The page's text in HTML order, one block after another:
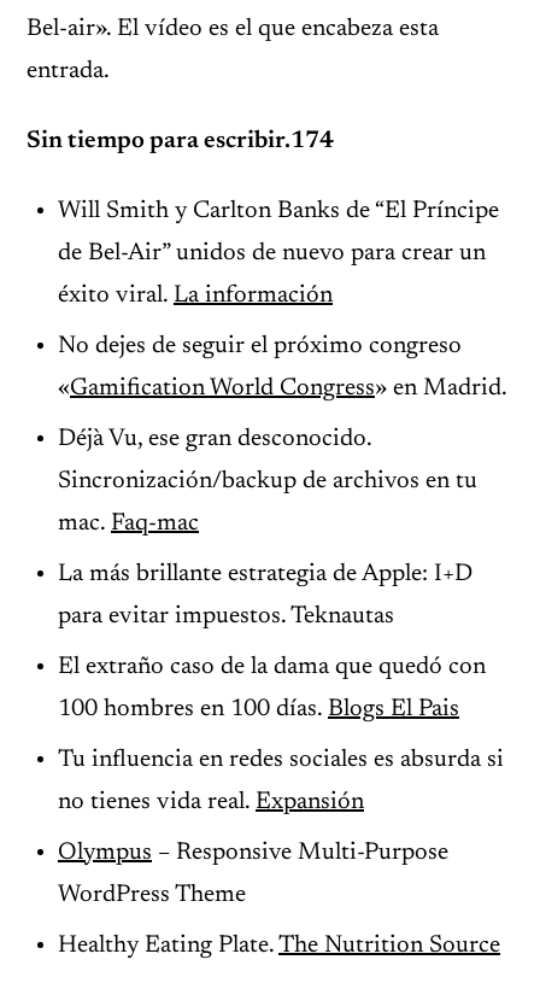
Bel-air». El vídeo es el que encabeza esta
entrada.
Sin tiempo para escribir.174
Will Smith y Carlton Banks de “El Príncipe
de Bel-Air” unidos de nuevo para crear un
éxito viral. La información
No dejes de seguir el próximo congreso
«Gamification World Congress» en Madrid.
Déjà Vu, ese gran desconocido.
Sincronización/backup de archivos en tu
mac. Faq-mac
La más brillante estrategia de Apple: I+D
para evitar impuestos. Teknautas
El extraño caso de la dama que quedó con
100 hombres en 100 días. Blogs El Pais
Tu influencia en redes sociales es absurda si
no tienes vida real. Expansión
Olympus – Responsive Multi-Purpose
WordPress Theme
Healthy Eating Plate. The Nutrition Source